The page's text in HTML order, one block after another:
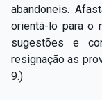
abandoneis.
orientá-lo para o
sugestões e
resignação as
9.)